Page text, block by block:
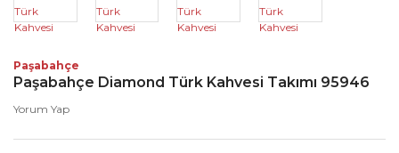
Paşabahçe
Paşabahçe Diamond Türk Kahvesi Takımı 95946
Yorum Yap